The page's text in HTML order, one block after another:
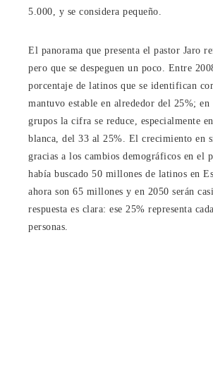
5.000, y se considera pequeño.
El panorama que presenta el pastor Jaro
pero que se despeguen un poco. Entre
porcentaje de latinos que se identifican
mantuvo estable en alrededor del 25%; en
grupos la cifra se reduce, especialmente
blanca, del 33 al 25%. El crecimiento en
gracias a los cambios demográficos en el
había buscado 50 millones de latinos en
ahora son 65 millones y en 2050 serán
respuesta es clara: ese 25% representa
personas.